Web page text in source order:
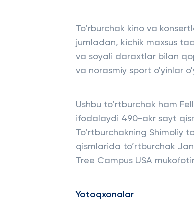
To’rburchak kino va
jumladan, kichik maxsus
va soyali daraxtlar bilan
va norasmiy sport o'yinlar
Ushbu to’rtburchak ham
ifodalaydi 490-akr sayt
To’rtburchakning Shimoliy
qismlarida to’rtburchak
Tree Campus USA
Yotoqxonalar